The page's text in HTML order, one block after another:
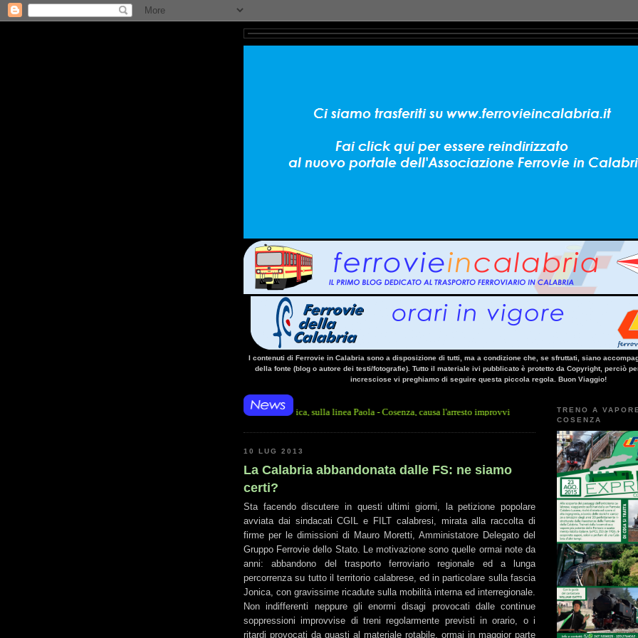
I contenuti di Ferrovie in Calabria sono a disposizione di tutti, ma a condizione che, se sfruttati, siano
della fonte (blog o autore dei testi/fotografie). Tutto il materiale ivi pubblicato è protetto da Copyright, perciò
incresciose vi preghiamo di seguire questa piccola regola. Buon Viaggio!
• 14/10/14 • La mancanza di energia per l'alimentazione elettrica, sulla linea Paola - Cosenza, causa l'arresto improvviso di un treno nella galleria
10 LUG 2013
La Calabria abbandonata dalle FS: ne siamo
certi?
Sta facendo discutere in questi ultimi giorni, la petizione popolare
avviata dai sindacati CGIL e FILT calabresi, mirata alla raccolta di
firme per le dimissioni di Mauro Moretti, Amministatore Delegato del
Gruppo Ferrovie dello Stato. Le motivazione sono quelle ormai note da
anni: abbandono del trasporto ferroviario regionale ed a lunga
percorrenza su tutto il territorio calabrese, ed in particolare sulla fascia
Jonica, con gravissime ricadute sulla mobilità interna ed interregionale.
Non indifferenti neppure gli enormi disagi provocati dalle continue
soppressioni improvvise di treni regolarmente previsti in orario, o i
ritardi provocati da guasti al materiale rotabile, ormai in maggior parte
TRENO A
COSENZA